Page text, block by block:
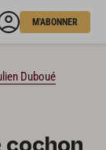
M'ABONNER
Duboué